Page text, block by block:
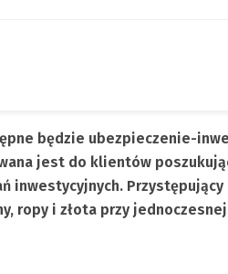
będzie ubezpieczenie-
jest do klientów
inwestycyjnych.
ropy i złota przy